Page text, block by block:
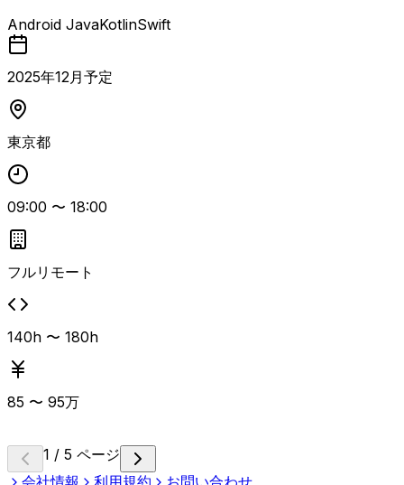
PPD／PROD） ・Cognito認証設計、ログ・監視設計、セキ
ュリティ対応 ・GCP／Azureにおけるサブスクリプション
管理、監視、ロギング対応 ・非機能要件全般の設計および
改善提案 ・Mermaidを用いたシステム構成図の作成 ・アプ
リ（iOS／Android）のリリース管理支援 ・チームメンバー
等）を活用した生産性向上・ドキュメント整備 PJでのポジ
ションや背景など詳細は備考記載
Android JavaKotlinSwift
2025年12 月予定
東京都
09:00 〜 18:00
フルリモート
140h 〜 180h
85 〜 95万
1 / 5 ページ
会社情報
利用規約 お問い合わせ